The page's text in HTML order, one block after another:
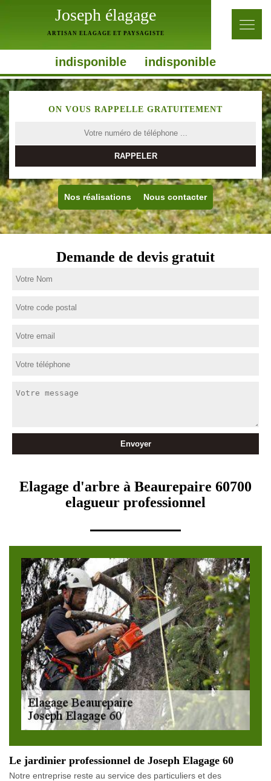
Joseph élagage
ARTISAN ELAGAGE ET PAYSAGISTE
indisponible indisponible
ON VOUS RAPPELLE GRATUITEMENT
Nos réalisations Nous contacter
Demande de devis gratuit
Elagage d'arbre à Beaurepaire 60700
elagueur professionnel
Le jardinier professionnel de Joseph Elagage 60
Notre entreprise reste au service des particuliers et des